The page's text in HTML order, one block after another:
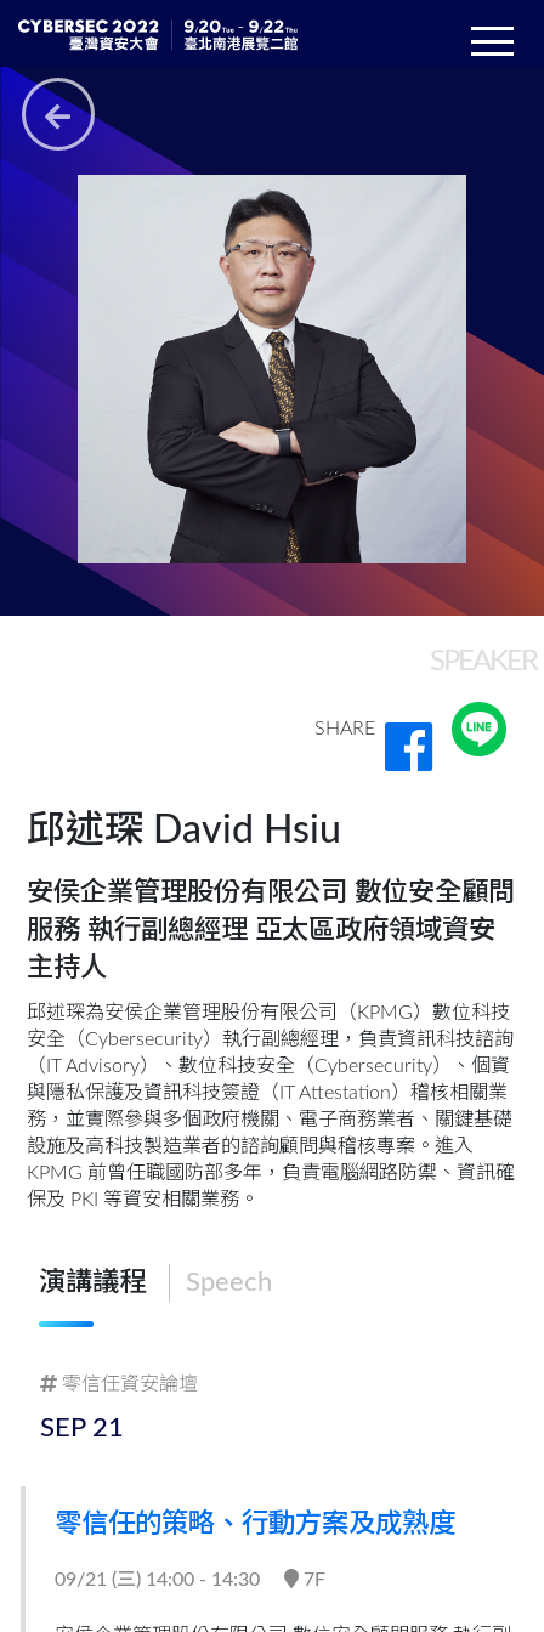
SPEAKER
SHARE
邱述琛 David Hsiu
安侯企業管理股份有限公司 數位安全顧問
服務 執行副總經理 亞太區政府領域資安
主持人
邱述琛為安侯企業管理股份有限公司（KPMG）數位科技
安全（Cybersecurity）執行副總經理，負責資訊科技諮詢
（IT Advisory）、數位科技安全（Cybersecurity）、個資
與隱私保護及資訊科技簽證（IT Attestation）稽核相關業
務，並實際參與多個政府機關、電子商務業者、關鍵基礎
設施及高科技製造業者的諮詢顧問與稽核專案。進入
KPMG 前曾任職國防部多年，負責電腦網路防禦、資訊確
保及 PKI 等資安相關業務。
演講議程 Speech
零信任資安論壇
SEP 21
零信任的策略、行動方案及成熟度
09/21 (三) 14:00 - 14:30 7F